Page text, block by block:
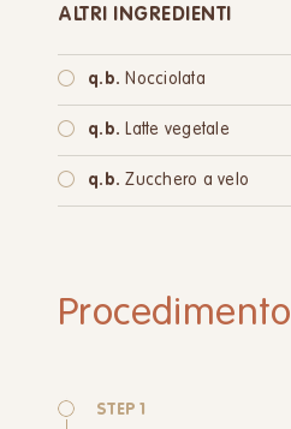
ALTRI INGREDIENTI
q.b. Nocciolata
q.b. Latte vegetale
q.b. Zucchero a velo
Procedimento
STEP 1